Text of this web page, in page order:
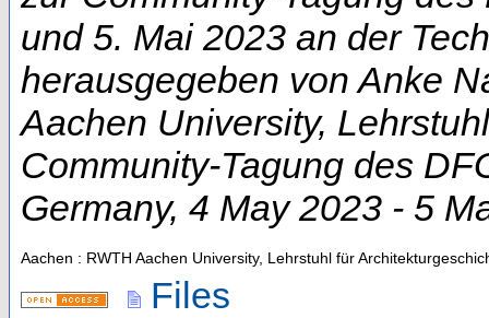
und 5. Mai 2023 an der
herausgegeben von Anke
Aachen University,
Community-Tagung des
Germany, 4 May 2023 - 5
Aachen : RWTH Aachen University, Lehrstuhl für
Files